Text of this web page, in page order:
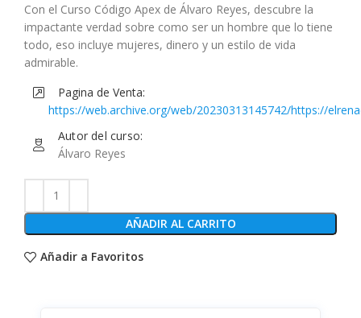
Con el Curso Código Apex de Álvaro Reyes, descubre la
impactante verdad sobre como ser un hombre que lo tiene
todo, eso incluye mujeres, dinero y un estilo de vida
admirable.
Pagina de Venta:
https://web.archive.org/web/20230313145742/https://
masculino/captacion-ig/captacion/
Autor del curso:
Álvaro Reyes
AÑADIR AL CARRITO
Añadir a Favoritos